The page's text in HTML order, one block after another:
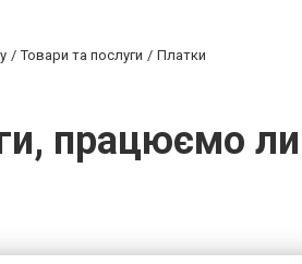
Товари та послуги Платки
працюємо